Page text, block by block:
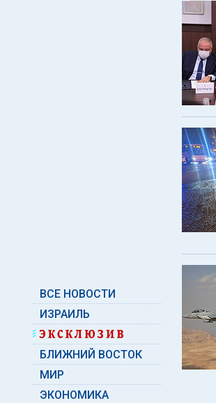
ВСЕ НОВОСТИ
ИЗРАИЛЬ
БЛИЖНИЙ ВОСТОК
МИР
ЭКОНОМИКА